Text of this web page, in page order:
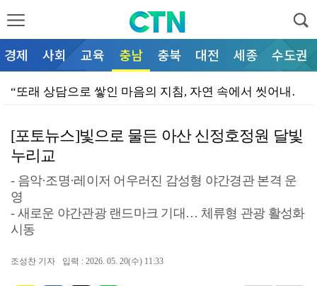
경제 사회 교육 충남 충북 대전 세종 수도권
“또래 상담으로 쌓인 마음의 지침, 자연 속에서 씻어내…
“진학 정보 격차, 공공 지원으로 메운다”… 천안시청소…
“철조망에 갇힌 야생 너구리 무사 구조”… 천안서북소방…
“불평등 컨트롤타워 구축으로 부의 재분배 실현”… 문진…
[포토뉴스]빛으로 물든 아산 신정호정원 달빛
누리교
- 음악·조명·레이저 어우러진 감성형 야간경관 본격 운
영
- 새로운 야간관광 랜드마크 기대… 체류형 관광 활성화
시동
조성찬 기자 입력 : 2026. 05. 20(수) 11:33